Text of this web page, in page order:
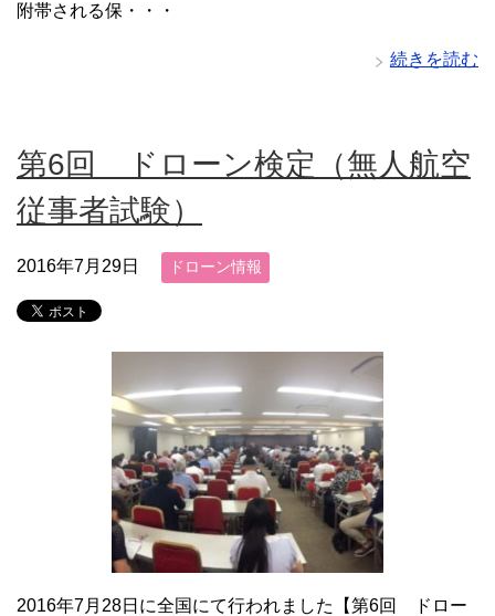
附帯される保・・・
続きを読む
第6回 ドローン検定（無人航空
従事者試験）
2016年7月29日 ドローン情報
2016年7月28日に全国にて行われました【第6回 ドロー